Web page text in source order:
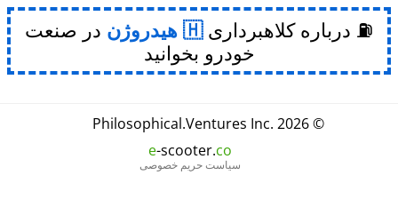
⛽ درباره کلاهبرداری هیدروژن در صنعت
خودرو بخوانید
© 2026
Philosophical.Ventures Inc.
e-scooter.co
سیاست حریم خصوصی